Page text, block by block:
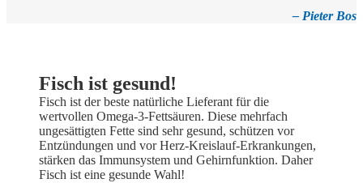
– Pieter Bos
Fisch ist gesund!
Fisch ist der beste natürliche Lieferant für die
wertvollen Omega-3-Fettsäuren. Diese mehrfach
ungesättigten Fette sind sehr gesund, schützen vor
Entzündungen und vor Herz-Kreislauf-Erkrankungen,
stärken das Immunsystem und Gehirnfunktion. Daher
Fisch ist eine gesunde Wahl!